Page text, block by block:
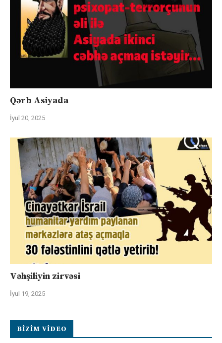
Qərb Asiyada
İyul 20, 2025
Vəhşiliyin zirvəsi
İyul 19, 2025
BIZIM VIDEO